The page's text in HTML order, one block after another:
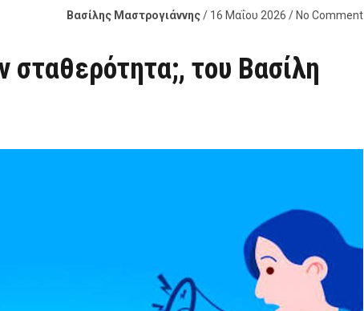
Βασίλης Μαστρογιάννης/ 16 Μαΐου 2026 / No Comment
σταθερότητα;, του Βασίλη